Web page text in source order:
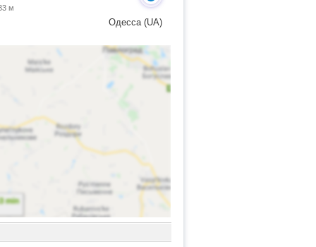
м
Одесса (UA)